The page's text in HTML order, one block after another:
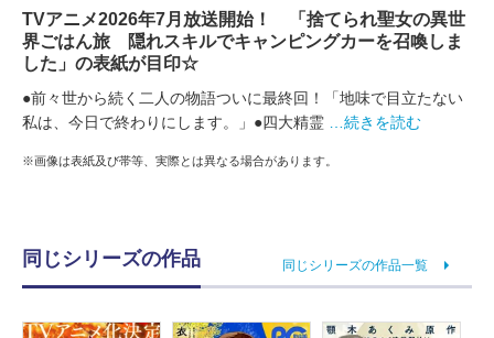
TVアニメ2026年7月放送開始！ 「捨てられ聖女の異世
界ごはん旅 隠れスキルでキャンピングカーを召喚しま
した」の表紙が目印☆
●前々世から続く二人の物語ついに最終回！「地味で目立たない
私は、今日で終わりにします。」●四大精霊
…続きを読む
※画像は表紙及び帯等、実際とは異なる場合があります。
同じシリーズの作品 同じシリーズの作品一覧